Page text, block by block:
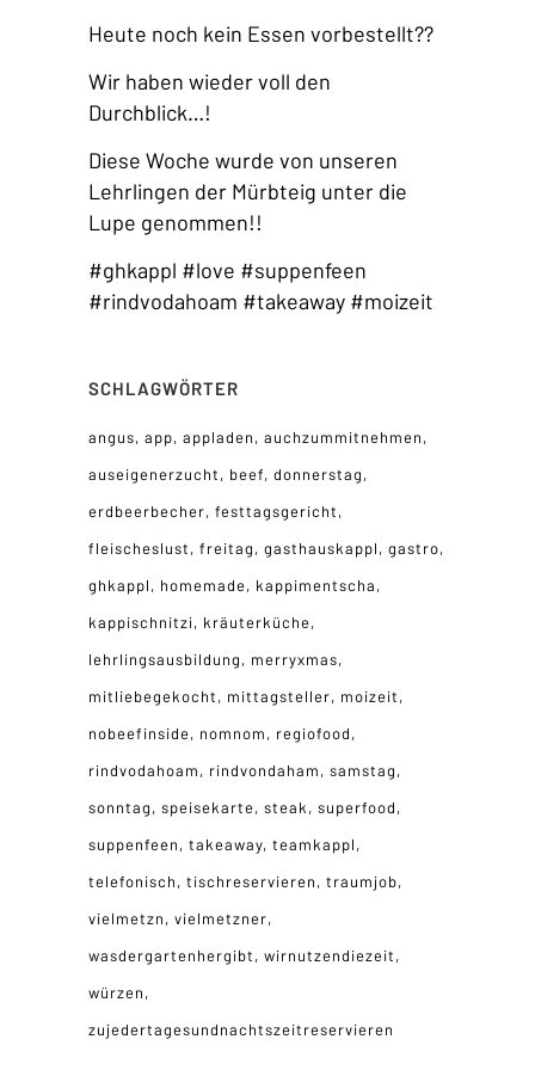
Heute noch kein Essen vorbestellt??
Wir haben wieder voll den
Durchblick…!
Diese Woche wurde von unseren
Lehrlingen der Mürbteig unter die
Lupe genommen!!
#ghkappl #love #suppenfeen
#rindvodahoam #takeaway #moizeit
SCHLAGWÖRTER
angus app appladen
auchzummitnehmen
auseigenerzucht
beef donnerstag
erdbeerbecher festtagsgericht
fleischeslust
freitag gasthauskappl
gastro
ghkappl
homemade
kappimentscha
kappischnitzi
kräuterküche
lehrlingsausbildung
merryxmas
mitliebegekocht
mittagsteller
moizeit
nobeefinside
nomnom
regiofood
rindvodahoam
rindvondaham
samstag
sonntag
speisekarte steak
superfood
suppenfeen
takeaway teamkappl
telefonisch
tischreservieren
traumjob
vielmetzn
vielmetzner
wasdergartenhergibt
wirnutzendiezeit
würzen
zujedertagesundnachtszeitreservieren